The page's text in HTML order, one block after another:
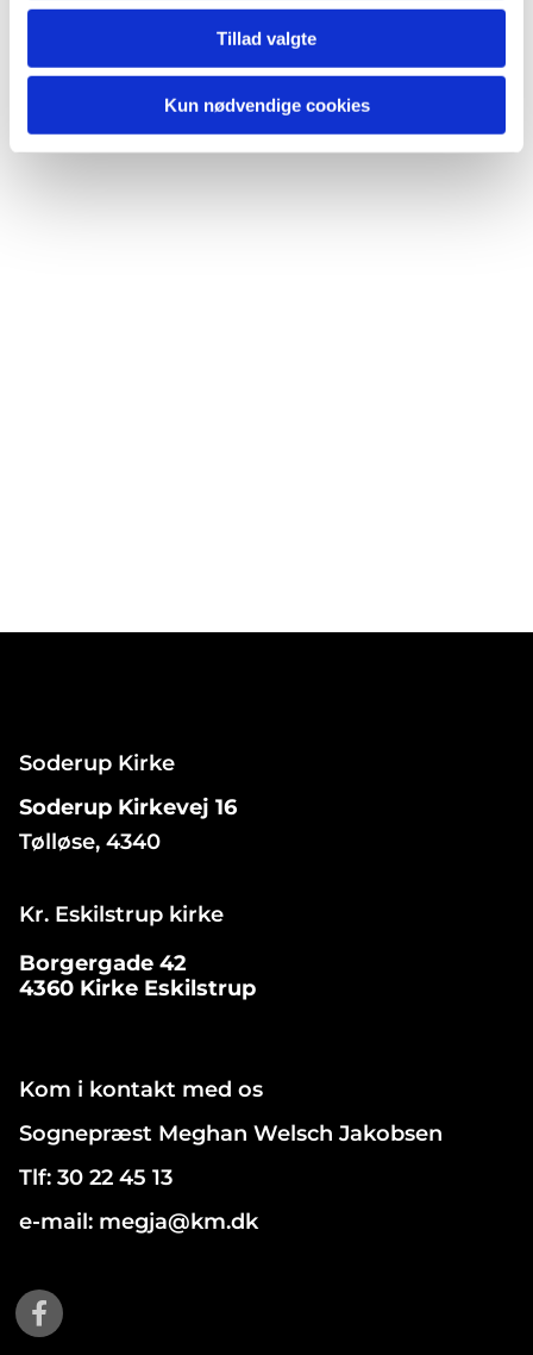
Tillad valgte
Kun nødvendige cookies
Soderup Kirke
Soderup Kirkevej 16
Tølløse, 4340
Kr. Eskilstrup kirke
Borgergade 42
4360 Kirke Eskilstrup
Kom i kontakt med os
Sognepræst Meghan Welsch Jakobsen
Tlf: 30 22 45 13
e-mail: megja@km.dk